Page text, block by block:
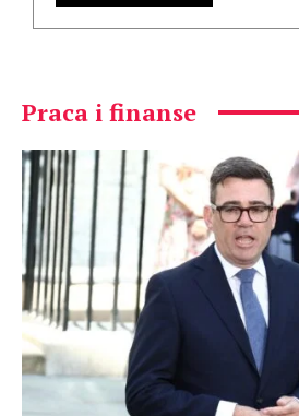
Praca i finanse